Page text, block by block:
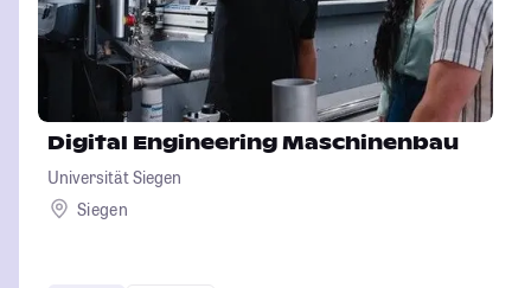
Digital Engineering Maschinenbau
Universität Siegen
Siegen